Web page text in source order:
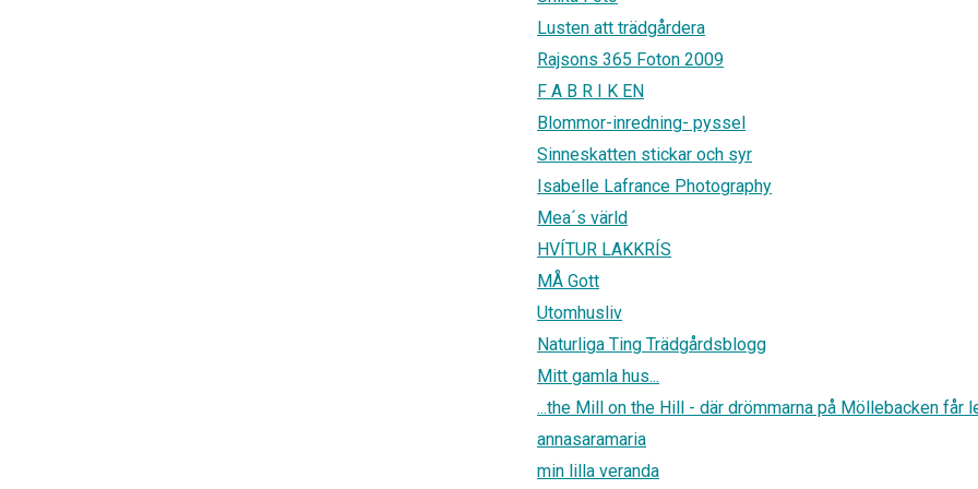
Lusten att trädgårdera
Rajsons 365 Foton 2009
F A B R I K EN
Blommor-inredning- pyssel
Sinneskatten stickar och syr
Isabelle Lafrance Photography
Mea´s värld
HVÍTUR LAKKRÍS
MÅ Gott
Utomhusliv
Naturliga Ting Trädgårdsblogg
Mitt gamla hus...
...the Mill on the Hill - där drömmarna på Möllebacken får
annasaramaria
min lilla veranda